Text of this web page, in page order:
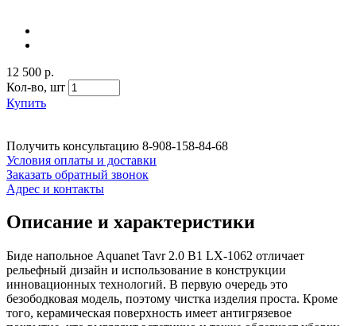
12 500 р.
Кол-во, шт
Купить
Получить консультацию 8-908-158-84-68
Условия оплаты и доставки
Заказать обратный звонок
Адрес и контакты
Описание и характеристики
Биде напольное Aquanet Tavr 2.0 B1 LX-1062 отличает
рельефный дизайн и использование в конструкции
инновационных технологий. В первую очередь это
безободковая модель, поэтому чистка изделия проста. Кроме
того, керамическая поверхность имеет антигрязевое